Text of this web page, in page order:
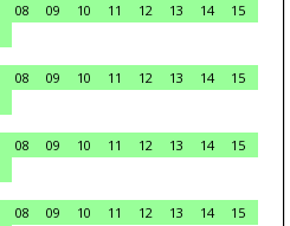
08 09 10 11 12 13 14
15
08 09 10 11 12 13 14
15
08 09 10 11 12 13 14
15
08 09 10 11 12 13 14
15